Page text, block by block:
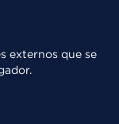
externos que se